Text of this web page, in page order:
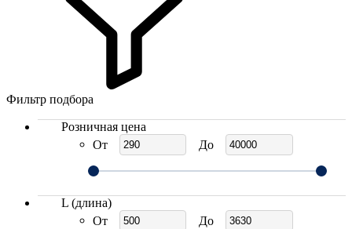
Фильтр подбора
Розничная цена
От
До
L (длина)
От
До